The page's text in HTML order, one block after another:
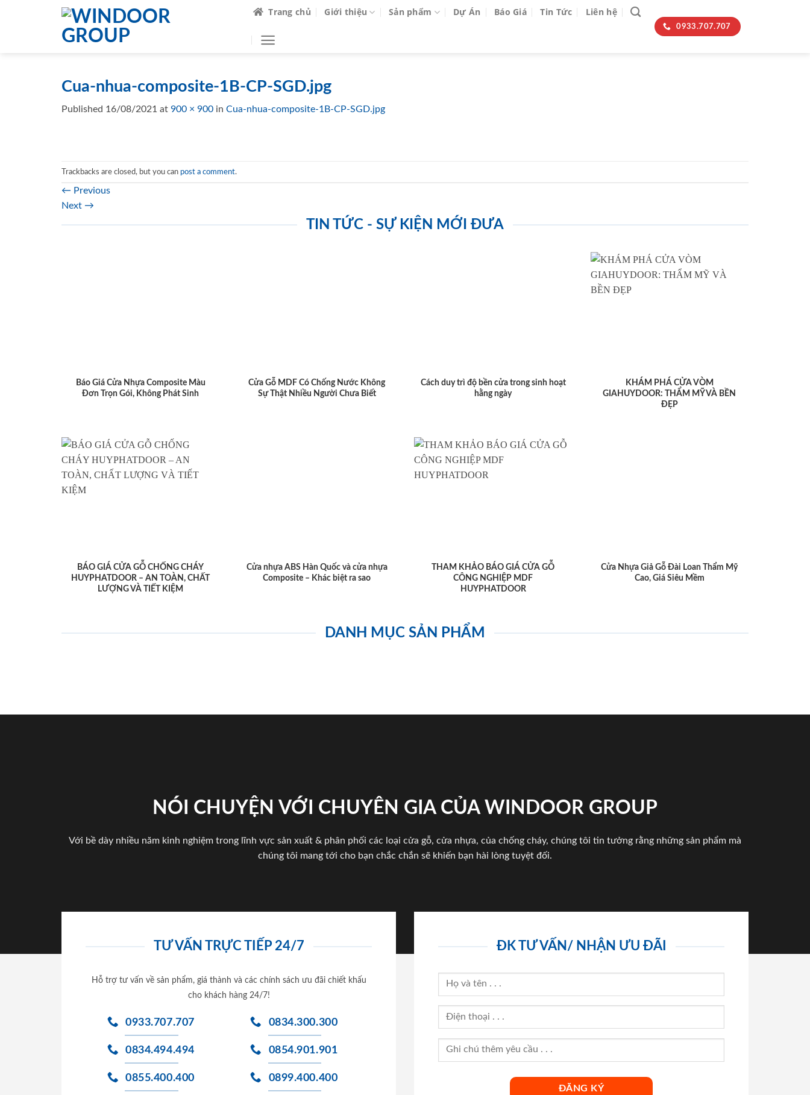
Trang chủ Giới thiệu Sản phẩm Dự Án Báo Giá Tin Tức Liên hệ
0933.707.707
Cua-nhua-composite-1B-CP-SGD.jpg
Published 16/08/2021 at 900 × 900 in Cua-nhua-composite-1B-CP-SGD.jpg
Trackbacks are closed, but you can post a comment.
← Previous
Next →
TIN TỨC - SỰ KIỆN MỚI ĐƯA
Báo Giá Cửa Nhựa Composite Màu
Đơn Trọn Gói, Không Phát Sinh
Cửa Gỗ MDF Có Chống Nước Không
Sự Thật Nhiều Người Chưa Biết
Cách duy trì độ bền cửa trong sinh hoạt
hằng ngày
KHÁM PHÁ CỬA VÒM
GIAHUYDOOR: THẨM MỸ VÀ BỀN
ĐẸP
BÁO GIÁ CỬA GỖ CHỐNG CHÁY
HUYPHATDOOR – AN TOÀN, CHẤT
LƯỢNG VÀ TIẾT KIỆM
Cửa nhựa ABS Hàn Quốc và cửa nhựa
Composite – Khác biệt ra sao
THAM KHẢO BÁO GIÁ CỬA GỖ
CÔNG NGHIỆP MDF
HUYPHATDOOR
Cửa Nhựa Giả Gỗ Đài Loan Thẩm Mỹ
Cao, Giá Siêu Mềm
DANH MỤC SẢN PHẨM
NÓI CHUYỆN VỚI CHUYÊN GIA CỦA WINDOOR GROUP
Với bề dày nhiều năm kinh nghiệm trong lĩnh vực sản xuất & phân phối các loại cửa gỗ, cửa nhựa, của chống cháy, chúng tôi tin tưởng rằng những sản phẩm mà
chúng tôi mang tới cho bạn chắc chắn sẽ khiến bạn hài lòng tuyệt đối.
TƯ VẤN TRỰC TIẾP 24/7
Hỗ trợ tư vấn về sản phẩm, giá thành và các chính sách ưu đãi chiết khấu
cho khách hàng 24/7!
0933.707.707
0834.494.494
0855.400.400
0834.300.300
0854.901.901
0899.400.400
ĐK TƯ VẤN/ NHẬN ƯU ĐÃI